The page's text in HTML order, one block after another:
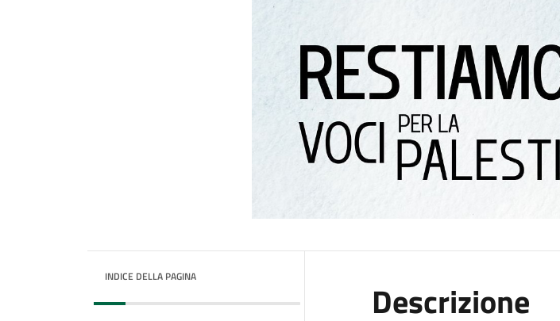
INDICE DELLA PAGINA
Descrizione